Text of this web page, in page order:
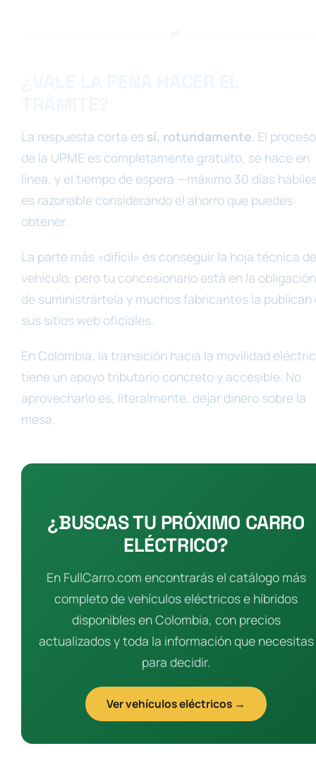
✅
La respuesta corta es sí, rotundamente. El proceso
de la UPME es completamente gratuito, se hace en
línea, y el tiempo de espera —máximo 30 días
es razonable considerando el ahorro que puedes
obtener.
La parte más «difícil» es conseguir la hoja técnica
vehículo, pero tu concesionario está en la obligación
de suministrártela y muchos fabricantes la publican
sus sitios web oficiales.
En Colombia, la transición hacia la movilidad
tiene un apoyo tributario concreto y accesible. No
aprovecharlo es, literalmente, dejar dinero sobre la
mesa.
¿BUSCAS TU PRÓXIMO CARRO
ELÉCTRICO?
En FullCarro.com encontrarás el catálogo más
completo de vehículos eléctricos e híbridos
disponibles en Colombia, con precios
actualizados y toda la información que necesitas
para decidir.
Ver vehículos eléctricos →